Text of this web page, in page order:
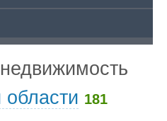
181